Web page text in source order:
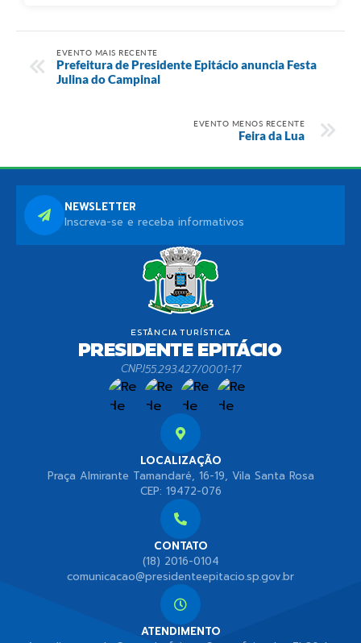
EVENTO MAIS RECENTE
Prefeitura de Presidente Epitácio anuncia Festa
Julina do Campinal
EVENTO MENOS RECENTE
Feira da Lua
LOCALIZAÇÃO
Praça Almirante Tamandaré, 16-19, Vila Santa Rosa
CEP: 19472-076
CONTATO
(18) 2016-0104
comunicacao@presidenteepitacio.sp.gov.br
ATENDIMENTO
CNPJ55.293.427/0001-17
NEWSLETTER
Inscreva-se e receba informativos